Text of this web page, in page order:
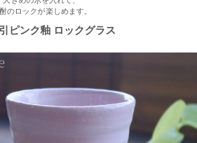
りご飯茶碗・湯飲み、入荷しました♪
恵方巻♪大きいお皿を囲んで手作りを
のロックが楽しめます。
ピンク釉 ロックグラス